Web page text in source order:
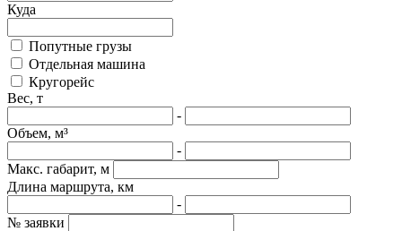
Куда
Попутные грузы
Отдельная машина
Кругорейс
Вес, т
-
Объем, м³
-
Макс. габарит, м
Длина маршрута, км
-
№ заявки